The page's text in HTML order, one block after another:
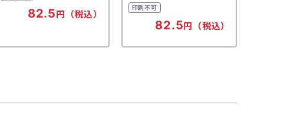
82.5円（税込）
印刷不可
82.5円（税込）